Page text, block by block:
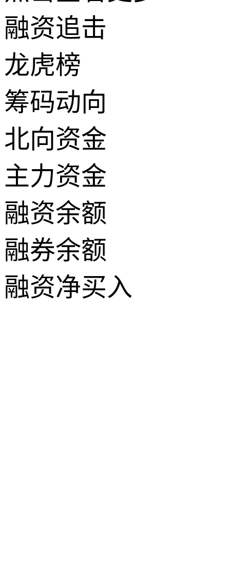
融资追击
龙虎榜
筹码动向
北向资金
主力资金
融资余额
融券余额
融资净买入